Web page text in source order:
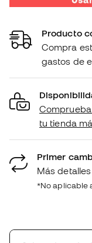
Producto
Compra
gastos de
tu tienda
Primer
Más
*No aplicable